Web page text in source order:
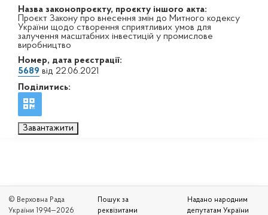
Назва законопроєкту, проєкту іншого акта:
Проєкт Закону про внесення змін до Митного кодексу
України щодо створення сприятливих умов для
залучення масштабних інвестицій у промислове
виробництво
Номер, дата реєстрації:
5689 від 22.06.2021
Поділитись:
Завантажити
© Верховна Рада
України 1994—2026
Пошук за
реквізитами
Надано народним
депутатам України